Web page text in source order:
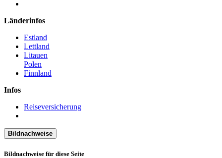
Länderinfos
Estland
Lettland
Litauen
Polen
Finnland
Infos
Reiseversicherung
Bildnachweise
Bildnachweise für diese Seite